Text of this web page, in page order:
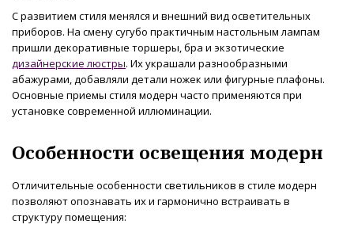
С развитием стиля менялся и внешний вид осветительных
приборов. На смену сугубо практичным настольным лампам
пришли декоративные торшеры, бра и экзотические
дизайнерские люстры. Их украшали разнообразными
абажурами, добавляли детали ножек или фигурные плафоны.
Основные приемы стиля модерн часто применяются при
установке современной иллюминации.
Особенности освещения модерн
Отличительные особенности светильников в стиле модерн
позволяют опознавать их и гармонично встраивать в
структуру помещения: